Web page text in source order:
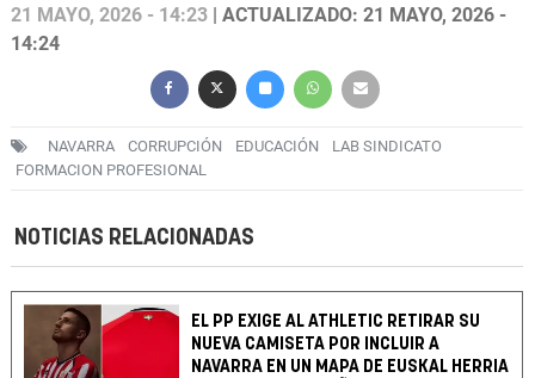
21 MAYO, 2026 - 14:23 | ACTUALIZADO: 21 MAYO, 2026 -
14:24
NAVARRA CORRUPCIÓN EDUCACIÓN
LAB SINDICATO
FORMACION PROFESIONAL
NOTICIAS RELACIONADAS
EL PP EXIGE AL ATHLETIC RETIRAR SU
NUEVA CAMISETA POR INCLUIR A
NAVARRA EN UN MAPA DE EUSKAL HERRIA